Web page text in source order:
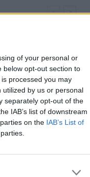
of your personal or
below opt-out section to
processed you may
by us or personal
separately opt-out of the
IAB’s list of downstream
on the IAB’s List of
Sondaj
Ce
USR
PSD
AUR